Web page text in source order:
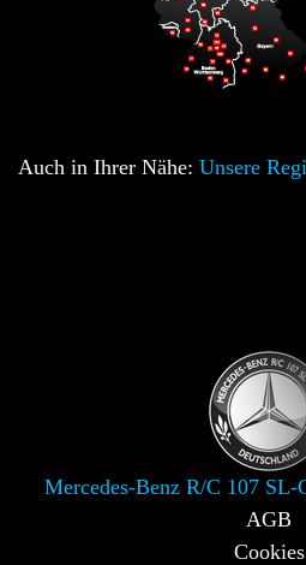
Auch in Ihrer Nähe: Unsere
Mercedes-Benz R/C 107 SL-
AGB
Cookies